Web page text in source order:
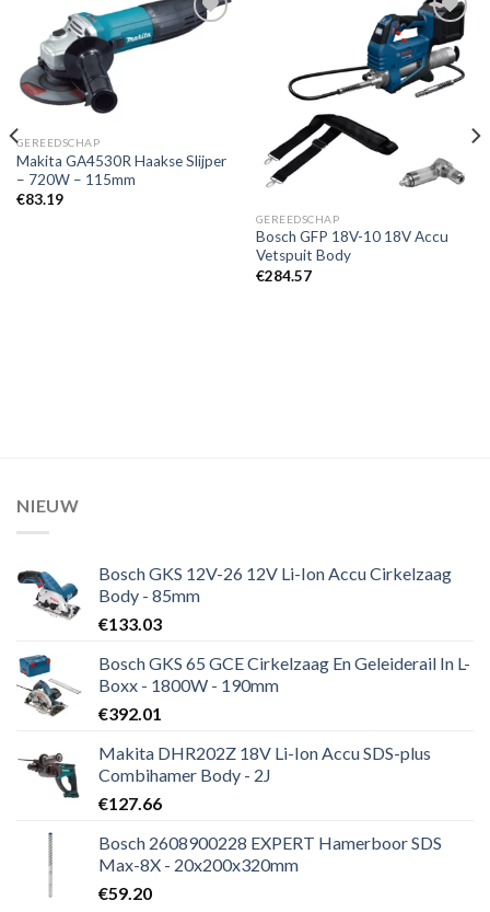
GEREEDSCHAP
Makita GA4530R Haakse Slijper
– 720W – 115mm
€83.19
Toevoegen
aan
GEREEDSCHAP
Bosch GFP 18V-10 18V Accu
Vetspuit Body
€284.57
NIEUW
Bosch GKS 12V-26 12V Li-Ion Accu Cirkelzaag
Body - 85mm
€133.03
Bosch GKS 65 GCE Cirkelzaag En Geleiderail In L-
Boxx - 1800W - 190mm
€392.01
Makita DHR202Z 18V Li-Ion Accu SDS-plus
Combihamer Body - 2J
€127.66
Bosch 2608900228 EXPERT Hamerboor SDS
Max-8X - 20x200x320mm
€59.20